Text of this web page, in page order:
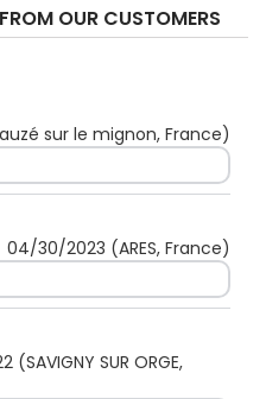
OUR CUSTOMERS
sur le mignon, France)
04/30/2023 (ARES, France)
(SAVIGNY SUR ORGE,